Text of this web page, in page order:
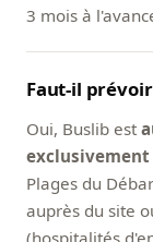
3 mois à
Faut-il
Oui, Buslib est
Plages du
auprès du site
(hospitalités